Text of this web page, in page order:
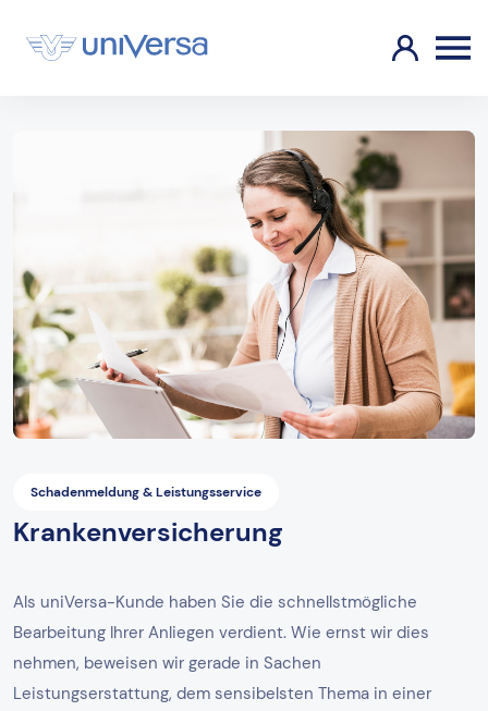
Schadenmeldung & Leistungsservice
Krankenversicherung
Als uniVersa-Kunde haben Sie die schnellstmögliche
Bearbeitung Ihrer Anliegen verdient. Wie ernst wir dies
nehmen, beweisen wir gerade in Sachen
Leistungserstattung, dem sensibelsten Thema in einer